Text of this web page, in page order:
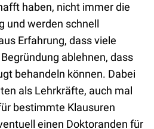
haben, nicht immer die
und werden schnell
Erfahrung, dass viele
ablehnen, dass
behandeln können. Dabei
als Lehrkräfte, auch mal
bestimmte Klausuren
einen Doktoranden für